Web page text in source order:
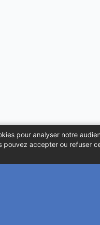
pour analyser notre
pouvez accepter ou refuser